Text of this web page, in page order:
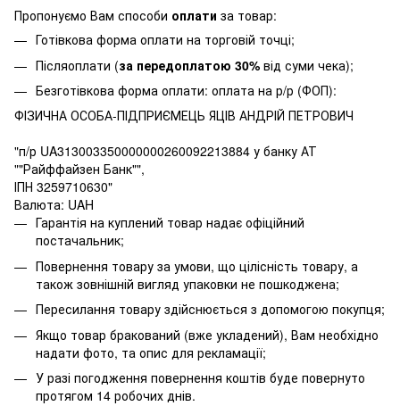
Пропонуємо Вам способи оплати за товар:
Готівкова форма оплати на торговій точці;
Післяоплати (за передоплатою 30% від суми чека);
Безготівкова форма оплати: оплата на р/р (ФОП):
ФІЗИЧНА ОСОБА-ПІДПРИЄМЕЦЬ ЯЦІВ АНДРІЙ ПЕТРОВИЧ
"п/р UA313003350000000260092213884 у банку АТ
""Райффайзен Банк"",
ІПН 3259710630"
Валюта: UAH
Гарантія на куплений товар надає офіційний
постачальник;
Повернення товару за умови, що цілісність товару, а
також зовнішній вигляд упаковки не пошкоджена;
Пересилання товару здійснюється з допомогою покупця;
Якщо товар бракований (вже укладений), Вам необхідно
надати фото, та опис для рекламації;
У разі погодження повернення коштів буде повернуто
протягом 14 робочих днів.